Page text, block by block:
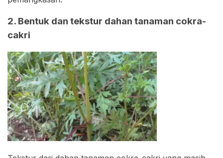
2. Bentuk dan tekstur dahan tanaman cokra-
cakri